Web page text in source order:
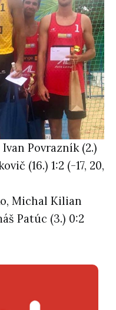
Povrazník (2.)
(16.) 1:2 (-17, 20,
Michal Kilian
Patúc (3.) 0:2